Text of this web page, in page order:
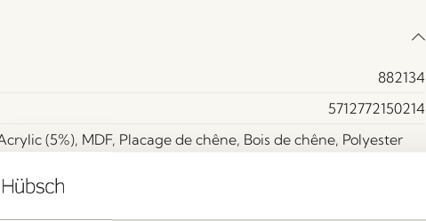
882134
5712772150214
(5%), MDF, Placage de chêne, Bois de chêne, Polyester